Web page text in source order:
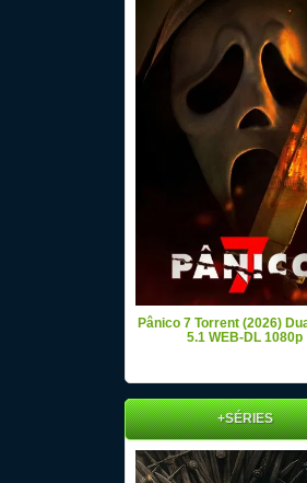
Pânico 7 Torrent (2026)
5.1 WEB-DL 1080p
+SÉRIES